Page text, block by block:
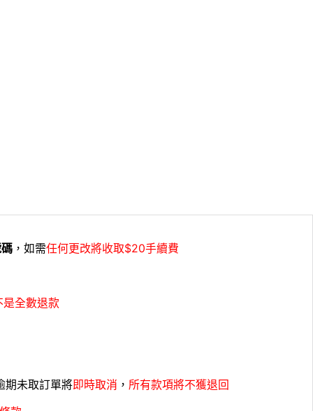
，如需任何更改將收取$20手續費
是全數退款
期未取訂單將即時取消 ， 所有款項將不獲退回